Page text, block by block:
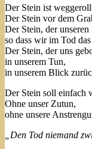
Der Stein ist
Der Stein vor dem
Der Stein, der
so dass wir im Tod
Der Stein, der uns
in unserem Tun,
in unserem Blick
Der Stein soll einfach
Ohne unser Zutun,
ohne unsere
Den Tod niemand